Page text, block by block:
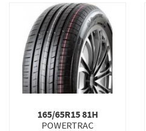
165/65R15 81H
POWERTRAC